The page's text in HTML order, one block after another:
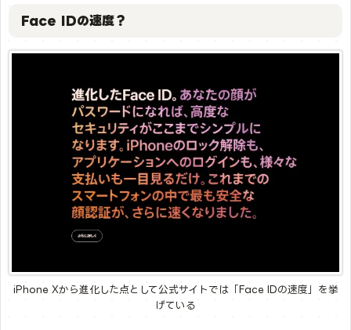
Face IDの速度？
iPhone Xから進化した点として公式サイトでは「Face IDの速度」を挙
げている